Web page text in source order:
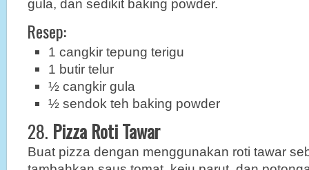
gula, dan sedikit baking powder.
Resep:
1 cangkir tepung terigu
1 butir telur
½ cangkir gula
½ sendok teh baking powder
28. Pizza Roti Tawar
Buat pizza dengan menggunakan roti tawar